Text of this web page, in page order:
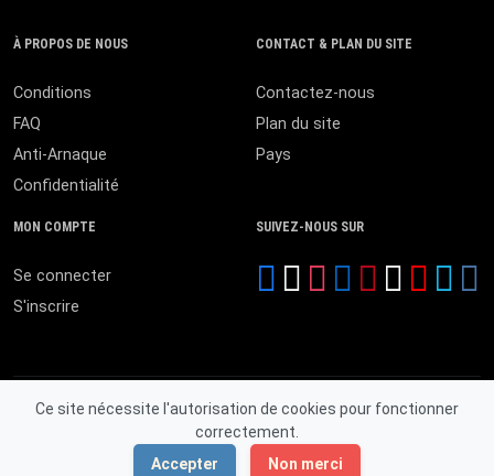
Ce site nécessite l'autorisation de cookies pour fonctionner
correctement.
Accepter
Non merci
À PROPOS DE NOUS
Conditions
FAQ
Anti-Arnaque
Confidentialité
CONTACT & PLAN DU SITE
Contactez-nous
Plan du site
Pays
MON COMPTE
Se connecter
S'inscrire
SUIVEZ-NOUS SUR
© 2026 MALI ANNONCES. Tous droits réservés.